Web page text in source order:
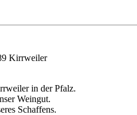
Kirrweiler
in der Pfalz.
Weingut.
Schaffens.